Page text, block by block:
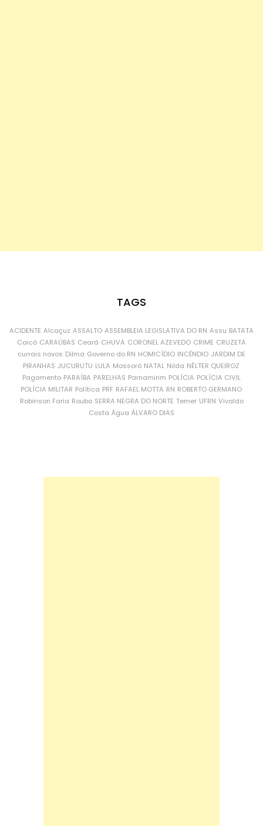
TAGS
ACIDENTE Alcaçuz ASSALTO ASSEMBLEIA LEGISLATIVA DO RN Assu BATATA
Caicó CARAÚBAS Ceará CHUVA CORONEL AZEVEDO CRIME CRUZETA
currais novos Dilma Governo do RN HOMICÍDIO INCÊNDIO JARDIM DE
PIRANHAS JUCURUTU LULA Mossoró NATAL Nilda NÉLTER QUEIROZ
Pagamento PARAÍBA PARELHAS Parnamirim POLÍCIA POLÍCIA CIVIL
POLÍCIA MILITAR Política PRF RAFAEL MOTTA RN ROBERTO GERMANO
Robinson Faria Roubo SERRA NEGRA DO NORTE Temer UFRN Vivaldo
Costa Água ÁLVARO DIAS